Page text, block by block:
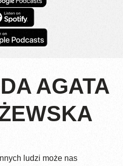
AGATA
ludzi może nas